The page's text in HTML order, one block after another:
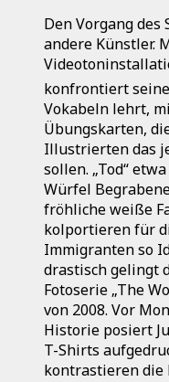
Den Vorgang
andere Künstler.
konfrontiert
Vokabeln lehrt,
Übungskarten,
Illustrierten das
sollen. „Tod“
Würfel
fröhliche weiße
kolportieren für
Immigranten so
drastisch gelingt
Fotoserie „The
von 2008. Vor
Historie posiert
T-Shirts
kontrastieren die